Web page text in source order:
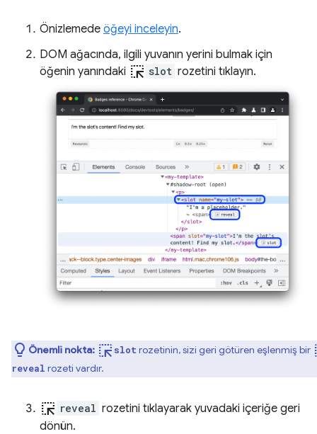
Önizlemede öğeyi inceleyin.
DOM ağacında, ilgili yuvanın yerini bulmak için
öğenin yanındaki ink_selection slot rozetini tıklayın.
Önemli nokta: ink_selection slotrozetinin, sizi geri götüren eşlenmiş bir
reveal rozeti vardır.
ink_selection reveal rozetini tıklayarak yuvadaki içeriğe geri
dönün.